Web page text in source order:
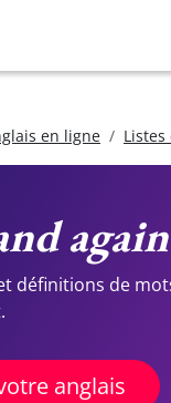
en ligne
again
définitions de
anglais